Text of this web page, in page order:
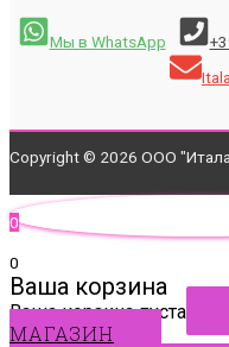
Мы в WhatsApp
Copyright © 2026 ООО
0
0
Ваша корзина
Ваша корзина пуста
МАГАЗИН